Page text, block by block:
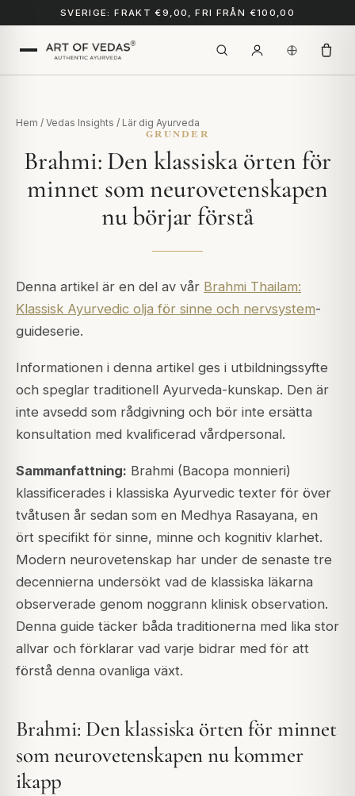
SVERIGE: FRAKT €9,00, FRI FRÅN €100,00
Hem / Vedas Insights / Lär dig Ayurveda
GRUNDER
Brahmi: Den klassiska örten för
minnet som neurovetenskapen
nu börjar förstå
Denna artikel är en del av vår Brahmi Thailam:
Klassisk Ayurvedic olja för sinne och nervsystem-
guideserie.
Informationen i denna artikel ges i utbildningssyfte
och speglar traditionell Ayurveda-kunskap. Den är
inte avsedd som rådgivning och bör inte ersätta
konsultation med kvalificerad vårdpersonal.
Sammanfattning: Brahmi (Bacopa monnieri)
klassificerades i klassiska Ayurvedic texter för över
tvåtusen år sedan som en Medhya Rasayana, en
ört specifikt för sinne, minne och kognitiv klarhet.
Modern neurovetenskap har under de senaste tre
decennierna undersökt vad de klassiska läkarna
observerade genom noggrann klinisk observation.
Denna guide täcker båda traditionerna med lika stor
allvar och förklarar vad varje bidrar med för att
förstå denna ovanliga växt.
Brahmi: Den klassiska örten för minnet
som neurovetenskapen nu kommer
ikapp